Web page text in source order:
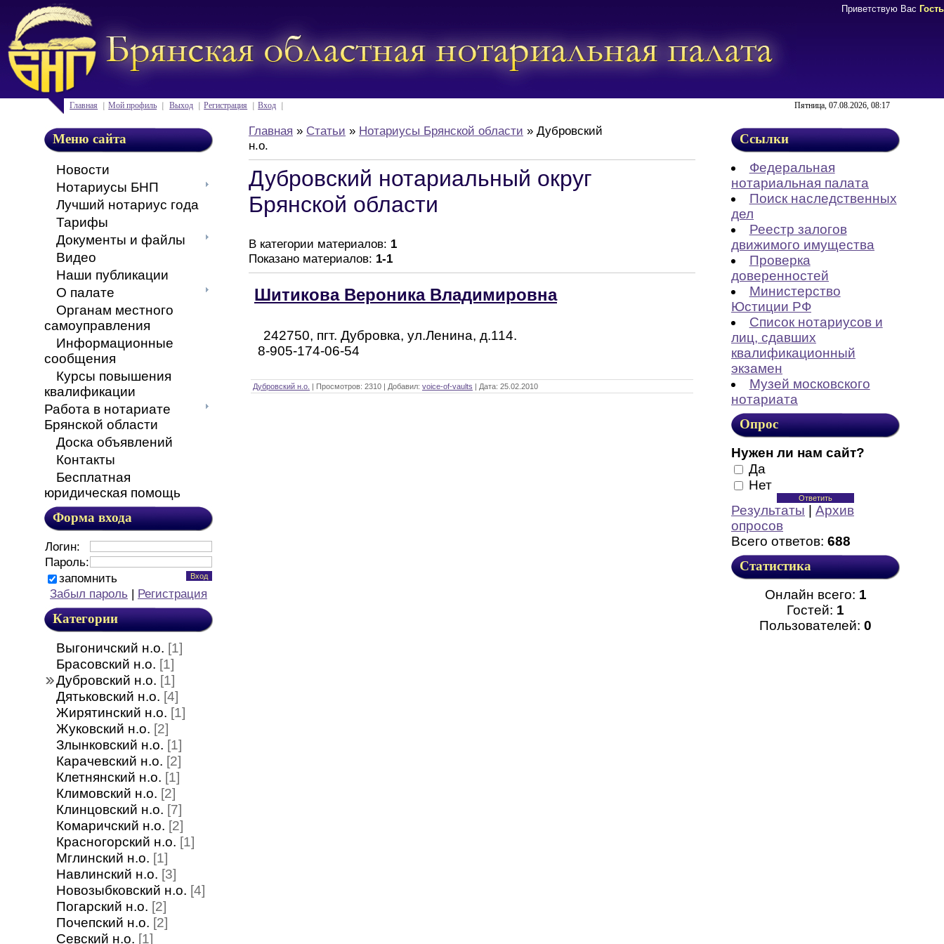
Приветствую Вас Гость
Главная Мой профиль Выход Регистрация Вход Пятница, 07.08.2026, 08:17
Меню сайта
Новости
Нотариусы БНП
Лучший нотариус года
Тарифы
Документы и файлы
Видео
Наши публикации
О палате
Органам местного
самоуправления
Информационные
сообщения
Курсы повышения
квалификации
Работа в нотариате
Брянской области
Доска объявлений
Контакты
Бесплатная
юридическая помощь
Форма входа
Логин:
Пароль:
запомнить
Забыл пароль | Регистрация
Категории
Выгоничский н.о. [1]
Брасовский н.о. [1]
Дубровский н.о. [1]
Дятьковский н.о. [4]
Жирятинский н.о. [1]
Жуковский н.о. [2]
Злынковский н.о. [1]
Карачевский н.о. [2]
Клетнянский н.о. [1]
Климовский н.о. [2]
Клинцовский н.о. [7]
Комаричский н.о. [2]
Красногорский н.о. [1]
Мглинский н.о. [1]
Навлинский н.о. [3]
Новозыбковский н.о. [4]
Погарский н.о. [2]
Почепский н.о. [2]
Севский н.о. [1]
Главная » Статьи » Нотариусы Брянской области » Дубровский
н.о.
Дубровский нотариальный округ
Брянской области
В категории материалов: 1
Показано материалов: 1-1
Шитикова Вероника Владимировна
242750, пгт. Дубровка, ул.Ленина, д.114.
8-905-174-06-54
Дубровский н.о. | Просмотров: 2310 | Добавил: voice-of-vaults | Дата: 25.02.2010
Ссылки
Федеральная
нотариальная палата
Поиск наследственных
дел
Реестр залогов
движимого имущества
Проверка
доверенностей
Министерство
Юстиции РФ
Список нотариусов и
лиц, сдавших
квалификационный
экзамен
Музей московского
нотариата
Опрос
Нужен ли нам сайт?
Да
Нет
Результаты
Архив
опросов
Всего ответов: 688
Статистика
Онлайн всего: 1
Гостей: 1
Пользователей: 0